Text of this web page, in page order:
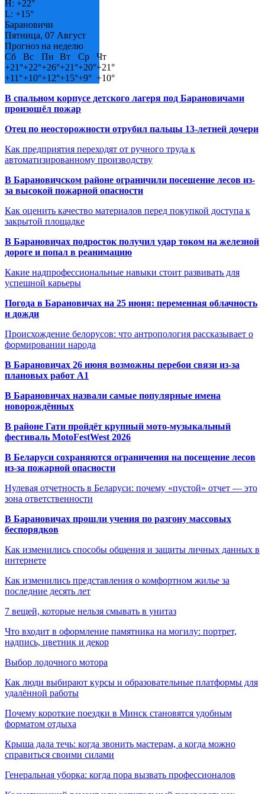
H: +22°
L: +15°
Барановичи
Пятница, 07 Август
Прогноз на неделю
Сб
Вс Пн Вт Ср
Чт
+21°+22°+26°+21°+20°+21°
+11°+10°+12°+15°+9° +10°
В спальном корпусе детского лагеря под Барановичами
произошёл пожар
Отец по неосторожности отрубил пальцы 13-летней дочери
Как предприятия переходят от ручного труда к
автоматизированному производству
В Барановичском районе ограничили посещение лесов из-
за высокой пожарной опасности
Как оценить качество материалов перед покупкой доступа к
закрытой площадке
В Барановичах подросток получил удар током на железной
дороге и попал в реанимацию
Какие надпрофессиональные навыки стоит развивать для
успешной карьеры
Погода в Барановичах на 25 июня: переменная облачность
и дожди
Происхождение белорусов: что антропология рассказывает о
формировании народа
В Барановичах 26 июня возможны перебои связи из-за
плановых работ A1
В Барановичах назвали самые популярные имена
новорождённых
В районе Гати пройдёт крупный мото-музыкальный
фестиваль MotoFestWest 2026
В Беларуси сохраняются ограничения на посещение лесов
из-за пожарной опасности
Нулевая отчетность в Беларуси: почему «пустой» отчет — это
зона ответственности
В Барановичах прошли учения по разгону массовых
беспорядков
Как изменились способы общения и защиты личных данных в
интернете
Как изменились представления о комфортном жилье за
последние десять лет
7 вещей, которые нельзя смывать в унитаз
Что входит в оформление памятника на могилу: портрет,
надпись, цветник и декор
Выбор лодочного мотора
Как люди выбирают курсы и образовательные платформы для
удалённой работы
Почему короткие поездки в Минск становятся удобным
форматом отдыха
Крыша дала течь: когда звонить мастерам, а когда можно
справиться своими силами
Генеральная уборка: когда пора вызвать профессионалов